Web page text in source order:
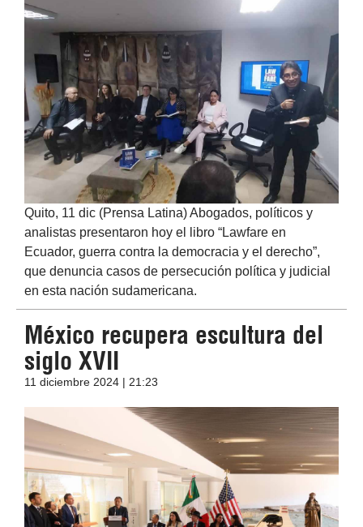
Quito, 11 dic (Prensa Latina) Abogados, políticos y
analistas presentaron hoy el libro “Lawfare en
Ecuador, guerra contra la democracia y el derecho”,
que denuncia casos de persecución política y judicial
en esta nación sudamericana.
México recupera escultura del
siglo XVII
11 diciembre 2024 | 21:23